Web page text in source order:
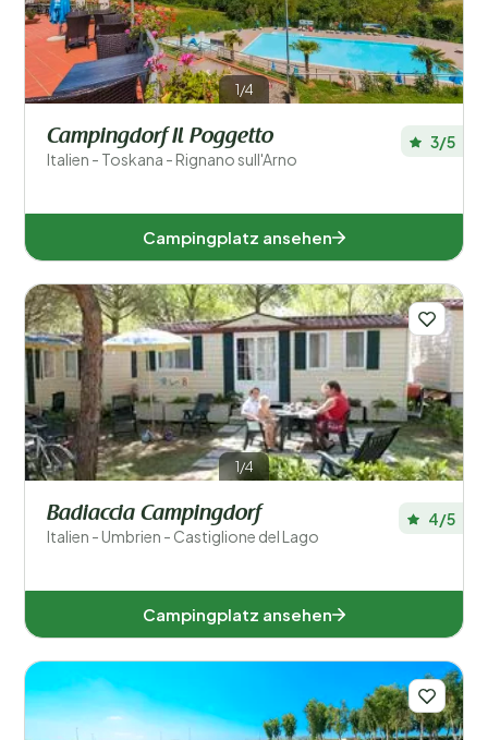
Unterkunftstyp
Schwimmen
Allgemein
Sport und Freizeit
1/4
Campingdorf Il Poggetto
Italien - Toskana - Rignano sull'Arno
3/5
Campingplatz ansehen
1/4
Badiaccia Campingdorf
Italien - Umbrien - Castiglione del Lago
4/5
Campingplatz ansehen